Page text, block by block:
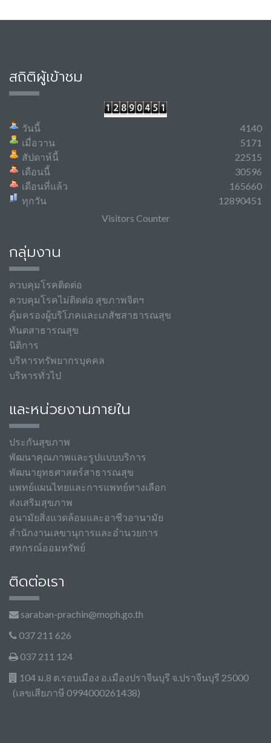
สถิติผู้เข้าชม
วันนี้
เมื่อวาน
สัปดาห์นี้
เดือนนี้
เดือนที่แล้ว
ทุกวัน
4140
5171
22515
30596
165660
12890451
Visitors Counter
กลุ่มงาน
ควบคุมโรคติดต่อ
ควบคุมโรคไม่ติดต่อ สุขภาพจิตฯ
คุ้มครองผู้บริโภคและเภสัชสาธารณสุข
ทันตสาธารณสุข
นิติการ
บริหารทรัพยากรบุคคล
บริหารทั่วไป
และหน่วยงานภายใน
ประกันสุขภาพ
พัฒนาคุณภาพและรูปแบบบริการ
พัฒนายุทธศาสตร์สาธารณสุข
แพทย์แผนไทยและการแพทย์ทางเลือก
ส่งเสริมสุขภาพ
อนามัยสิ่งแวดล้อมและอาชีวอานามัย
สำนักงานเลขานุการและอำนวยการ
สหกรณ์ออมทรัพย์
ติดต่อเรา
saraban-prachin@moph.go.th
037 211 626
037 211 124
104 ม.8 ต.รอบเมือง อ.เมืองปราจีนบุรี จ.ปราจีนบุรี 25000
(เลขเสียภาษี 0994000261438)